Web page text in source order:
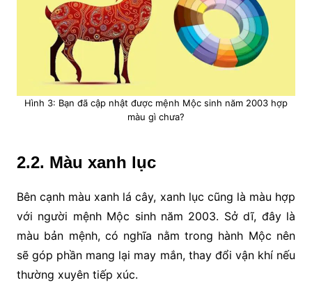
Hình 3: Bạn đã cập nhật được mệnh Mộc sinh năm 2003 hợp
màu gì chưa?
2.2. Màu xanh lục
Bên cạnh màu xanh lá cây, xanh lục cũng là màu hợp
với người mệnh Mộc sinh năm 2003. Sở dĩ, đây là
màu bản mệnh, có nghĩa nằm trong hành Mộc nên
sẽ góp phần mang lại may mắn, thay đổi vận khí nếu
thường xuyên tiếp xúc.